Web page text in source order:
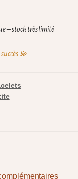
– stock très limité
succès 💫